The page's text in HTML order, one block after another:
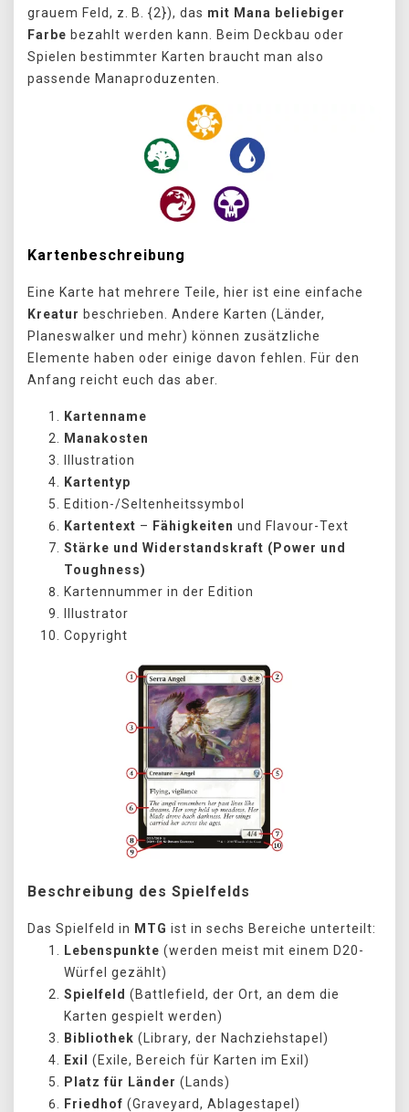
grauem Feld, z. B. {2}), das mit Mana beliebiger
Farbe bezahlt werden kann. Beim Deckbau oder
Spielen bestimmter Karten braucht man also
passende Manaproduzenten.
Kartenbeschreibung
Eine Karte hat mehrere Teile, hier ist eine einfache
Kreatur beschrieben. Andere Karten (Länder,
Planeswalker und mehr) können zusätzliche
Elemente haben oder einige davon fehlen. Für den
Anfang reicht euch das aber.
Kartenname
Manakosten
Illustration
Kartentyp
Edition-/Seltenheitssymbol
Kartentext – Fähigkeiten und Flavour-Text
Stärke und Widerstandskraft (Power und
Toughness)
Kartennummer in der Edition
Illustrator
Copyright
Beschreibung des Spielfelds
Das Spielfeld in MTG ist in sechs Bereiche unterteilt:
Lebenspunkte (werden meist mit einem D20-
Würfel gezählt)
Spielfeld (Battlefield, der Ort, an dem die
Karten gespielt werden)
Bibliothek (Library, der Nachziehstapel)
Exil
(Exile, Bereich für Karten im Exil)
Platz für Länder (Lands)
Friedhof (Graveyard, Ablagestapel)